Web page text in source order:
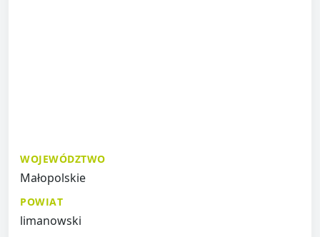
WOJEWÓDZTWO
Małopolskie
POWIAT
limanowski